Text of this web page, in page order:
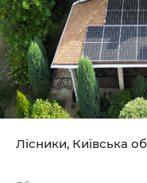
Лісники, Київська